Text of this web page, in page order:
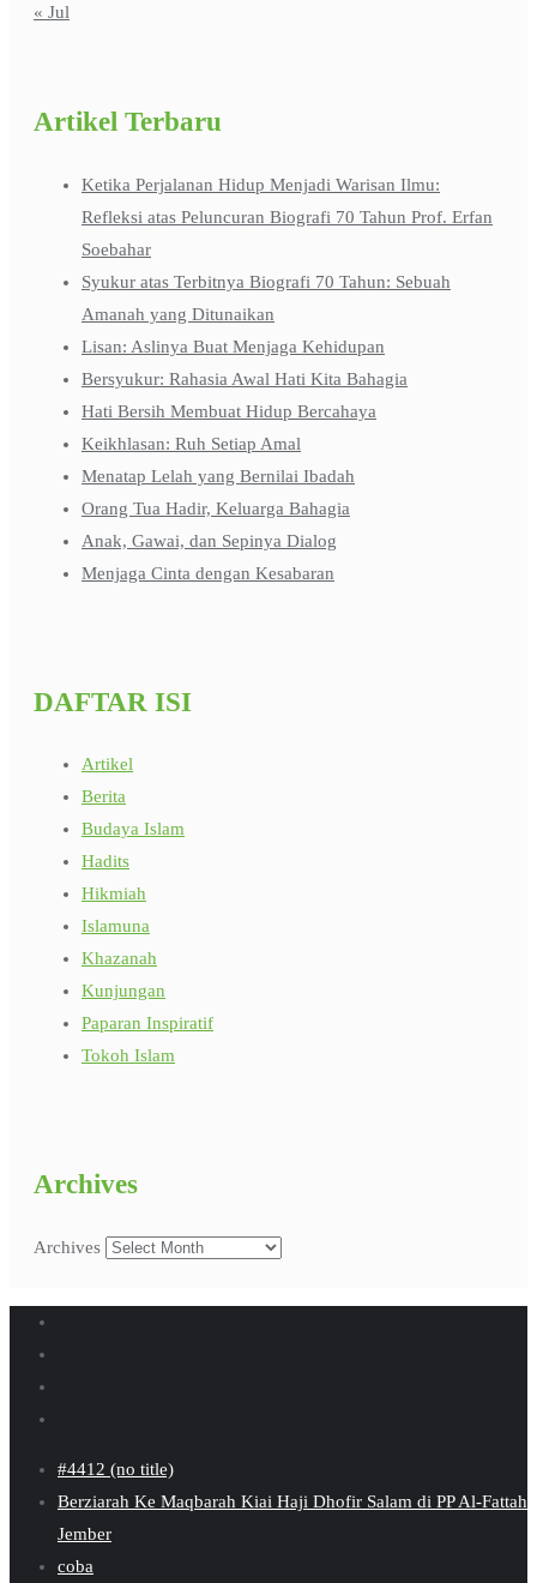
« Jul
Artikel Terbaru
Ketika Perjalanan Hidup Menjadi Warisan Ilmu:
Refleksi atas Peluncuran Biografi 70 Tahun Prof. Erfan
Soebahar
Syukur atas Terbitnya Biografi 70 Tahun: Sebuah
Amanah yang Ditunaikan
Lisan: Aslinya Buat Menjaga Kehidupan
Bersyukur: Rahasia Awal Hati Kita Bahagia
Hati Bersih Membuat Hidup Bercahaya
Keikhlasan: Ruh Setiap Amal
Menatap Lelah yang Bernilai Ibadah
Orang Tua Hadir, Keluarga Bahagia
Anak, Gawai, dan Sepinya Dialog
Menjaga Cinta dengan Kesabaran
DAFTAR ISI
Artikel
Berita
Budaya Islam
Hadits
Hikmiah
Islamuna
Khazanah
Kunjungan
Paparan Inspiratif
Tokoh Islam
Archives
Archives
#4412 (no title)
Berziarah Ke Maqbarah Kiai Haji Dhofir Salam di PP Al-Fattah
Jember
coba